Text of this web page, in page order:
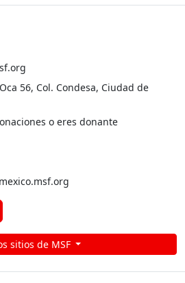
56, Col. Condesa, Ciudad de
o eres donante
sitios de MSF